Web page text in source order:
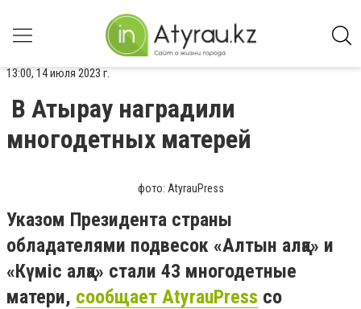
13:00, 14 июля 2023 г.
В Атырау наградили
многодетных матерей
фото: AtyrauPress
Указом Президента страны
обладателями подвесок «Алтын алқа» и
«Күміс алқа» стали 43 многодетные
матери, сообщает AtyrauPress со